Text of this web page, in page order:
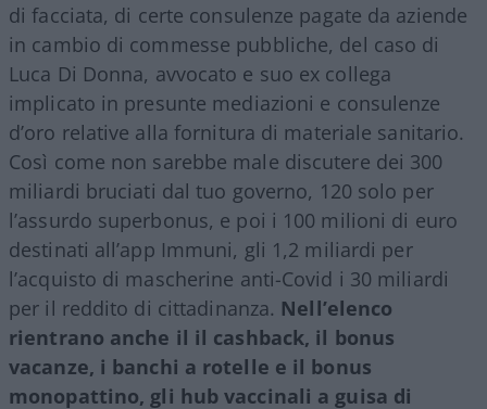
di facciata, di certe consulenze pagate da aziende
in cambio di commesse pubbliche, del caso di
Luca Di Donna, avvocato e suo ex collega
implicato in presunte mediazioni e consulenze
d’oro relative alla fornitura di materiale sanitario.
Così come non sarebbe male discutere dei 300
miliardi bruciati dal tuo governo, 120 solo per
l’assurdo superbonus, e poi i 100 milioni di euro
destinati all’app Immuni, gli 1,2 miliardi per
l’acquisto di mascherine anti-Covid i 30 miliardi
per il reddito di cittadinanza. Nell’elenco
rientrano anche il il cashback, il bonus
vacanze, i banchi a rotelle e il bonus
monopattino, gli hub vaccinali a guisa di